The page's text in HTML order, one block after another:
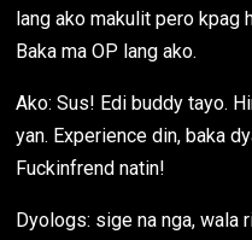
lang ako makulit pero kpag
Baka ma OP lang ako.
Ako: Sus! Edi buddy tayo.
yan. Experience din, baka
Fuckinfrend natin!
Dyologs: sige na nga, wala